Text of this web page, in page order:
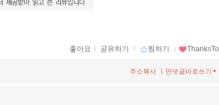
좋아요 ｌ 공유하기 ｌ 찜하기 ｌ ThanksTo
먼댓글바로쓰기
주소복사